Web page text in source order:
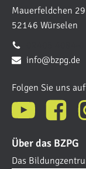
Mauerfeldchen 29
52146 Würselen
info@bzpg.de
Folgen Sie uns
Über das BZPG
Das